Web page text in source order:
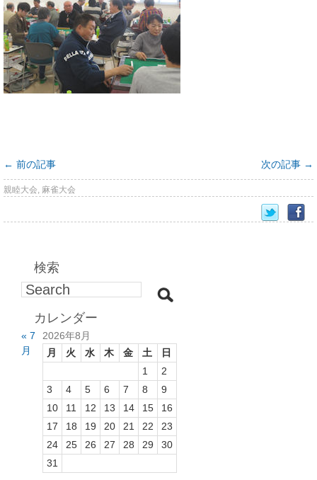
← 前の記事 次の記事 →
親睦大会, 麻雀大会
検索
カレンダー
2026年8月
月
火 水 木 金 土
日
1
2
3
4 5 6 7 8
9
10
11 12 13 14 15
16
17
18 19 20 21 22
23
24
25 26 27 28 29
30
31
« 7
月